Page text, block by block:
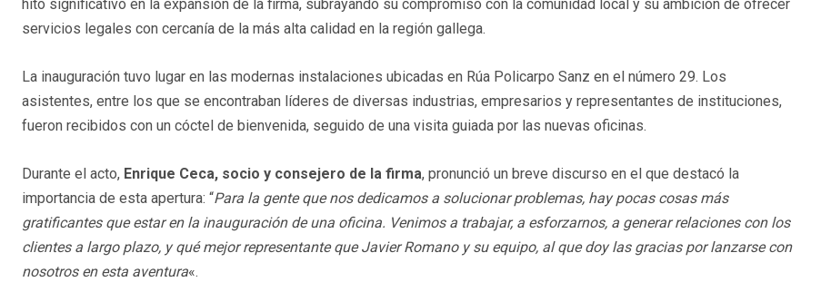
hito significativo en la expansión de la firma, subrayando su compromiso con la comunidad local y su ambición de ofrecer
servicios legales con cercanía de la más alta calidad en la región gallega.
La inauguración tuvo lugar en las modernas instalaciones ubicadas en Rúa Policarpo Sanz en el número 29. Los
asistentes, entre los que se encontraban líderes de diversas industrias, empresarios y representantes de instituciones,
fueron recibidos con un cóctel de bienvenida, seguido de una visita guiada por las nuevas oficinas.
Durante el acto, Enrique Ceca, socio y consejero de la firma, pronunció un breve discurso en el que destacó la
importancia de esta apertura: “Para la gente que nos dedicamos a solucionar problemas, hay pocas cosas más
gratificantes que estar en la inauguración de una oficina. Venimos a trabajar, a esforzarnos, a generar relaciones con los
clientes a largo plazo, y qué mejor representante que Javier Romano y su equipo, al que doy las gracias por lanzarse con
nosotros en esta aventura«.